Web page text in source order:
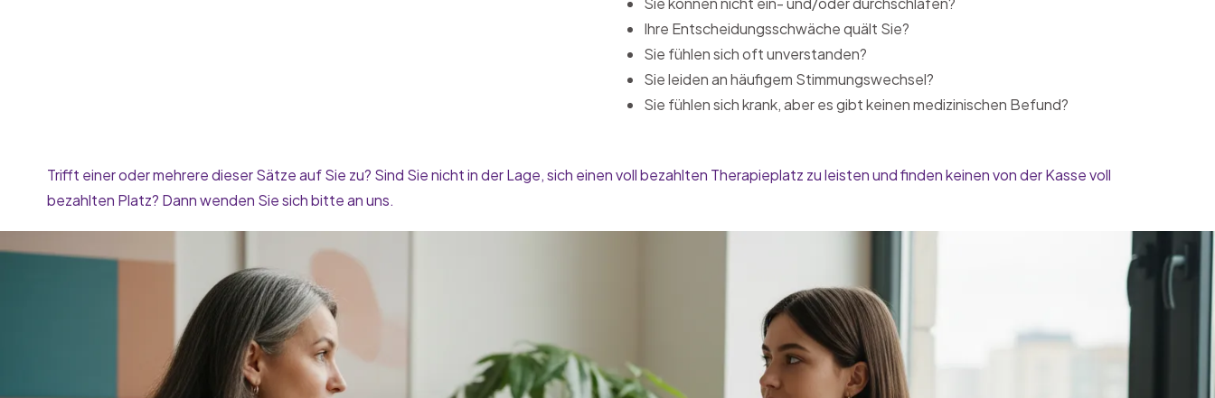
Ihre Entscheidungsschwäche quält Sie?
Sie fühlen sich oft unverstanden?
Sie leiden an häufigem Stimmungswechsel?
Sie fühlen sich krank, aber es gibt keinen medizinischen Befund?
Trifft einer oder mehrere dieser Sätze auf Sie zu? Sind Sie nicht in der Lage, sich einen voll bezahlten Therapieplatz zu leisten und finden keinen von der Kasse voll
bezahlten Platz? Dann wenden Sie sich bitte an uns.